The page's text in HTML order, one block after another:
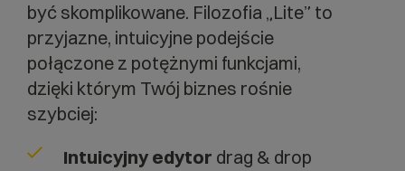
być skomplikowane. Filozofia „Lite” to
przyjazne, intuicyjne podejście
połączone z potężnymi funkcjami,
dzięki którym Twój biznes rośnie
szybciej:
Intuicyjny edytor drag & drop